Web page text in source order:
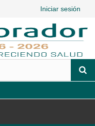
Iniciar sesión